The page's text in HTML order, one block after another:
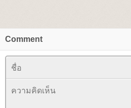
Comment